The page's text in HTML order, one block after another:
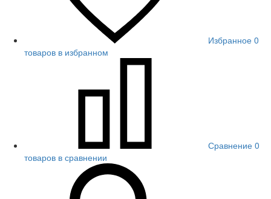
Избранное 0
товаров в избранном
Сравнение 0
товаров в сравнении